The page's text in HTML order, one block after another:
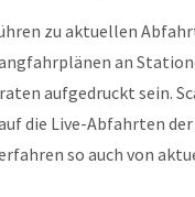
zu aktuellen
an
aufgedruckt sein.
die Live-Abfahrten
so auch von